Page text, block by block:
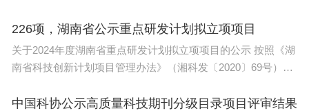
226项，湖南省公示重点研发计划拟立项项目
关于2024年度湖南省重点研发计划拟立项项目的公示 按照《湖
南省科技创新计划项目管理办法》（湘科发〔2020〕69号）、
中国科协公示高质量科技期刊分级目录项目评审结果